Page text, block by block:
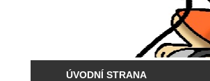
ÚVODNÍ STRANA